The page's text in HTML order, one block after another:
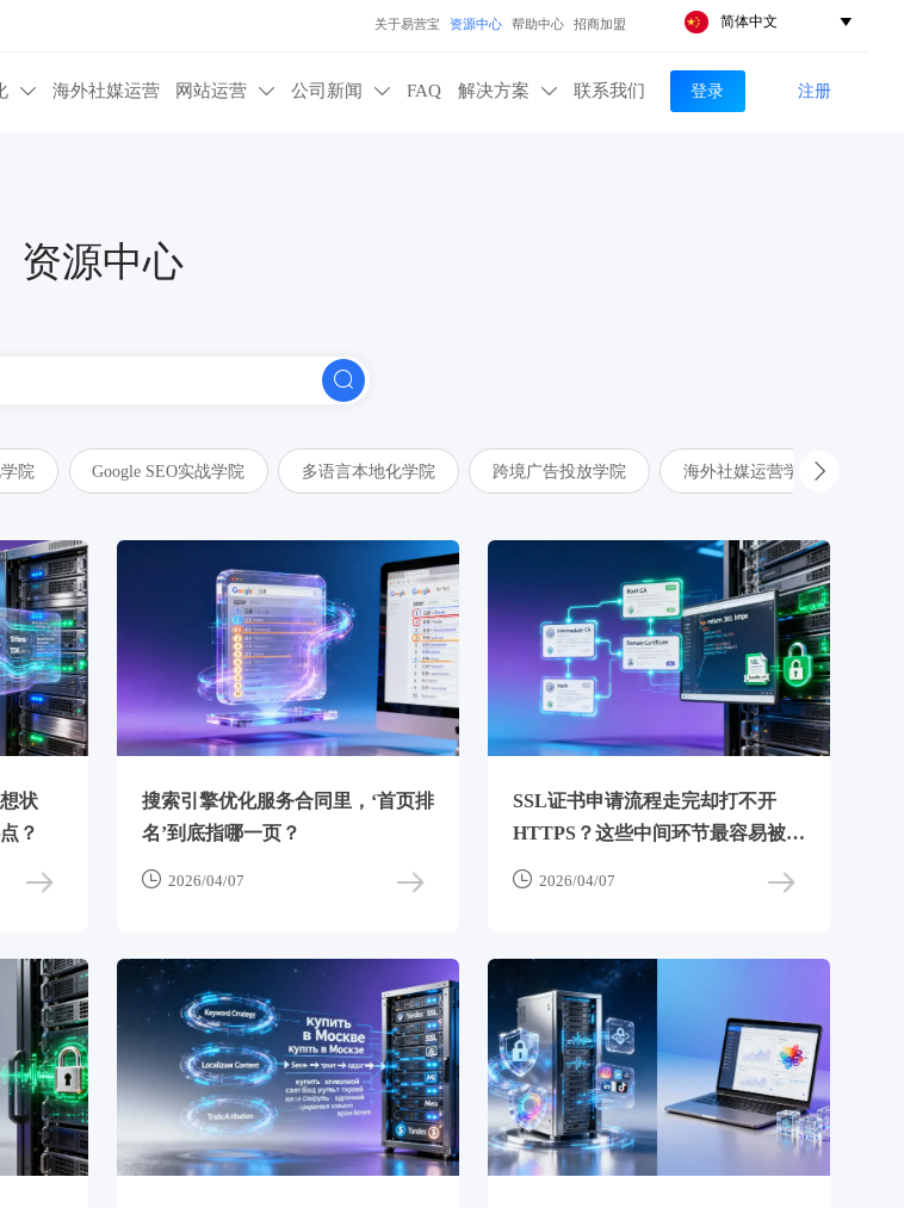
关于易营宝 资源中心 帮助中心 招商加盟 简体中文 
 海外社媒运营 网站运营  公司新闻  FAQ 解决方案  联系我们 登录 注册
资源中心

院 Google SEO实战学院 多语言本地化学院 跨境广告投放学院 海外社媒运营学院
状
？
搜索引擎优化服务合同里，‘首页排
名’到底指哪一页？
 2026/04/07
SSL证书申请流程走完却打不开
HTTPS？这些中间环节最容易被跳
过
 2026/04/07